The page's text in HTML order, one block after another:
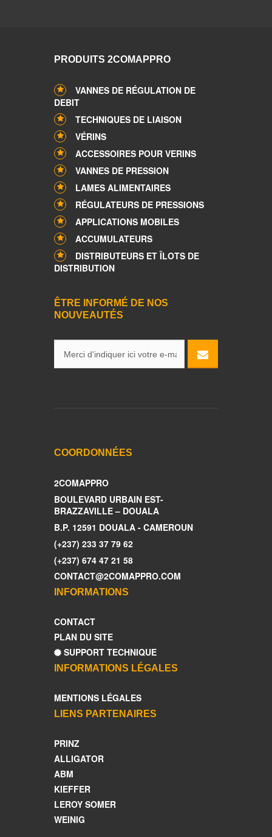
PRODUITS 2COMAPPRO
VANNES DE RÉGULATION DE
DEBIT
TECHNIQUES DE LIAISON
VÉRINS
ACCESSOIRES POUR VERINS
VANNES DE PRESSION
LAMES ALIMENTAIRES
RÉGULATEURS DE PRESSIONS
APPLICATIONS MOBILES
ACCUMULATEURS
DISTRIBUTEURS ET ÎLOTS DE
DISTRIBUTION
ÊTRE INFORMÉ DE NOS
NOUVEAUTÉS
COORDONNÉES
2COMAPPRO
BOULEVARD URBAIN EST-
BRAZZAVILLE – DOUALA
B.P. 12591 DOUALA - CAMEROUN
(+237) 233 37 79 62
(+237) 674 47 21 58
CONTACT@2COMAPPRO.COM
INFORMATIONS
CONTACT
PLAN DU SITE
SUPPORT TECHNIQUE
INFORMATIONS LÉGALES
MENTIONS LÉGALES
LIENS PARTENAIRES
PRINZ
ALLIGATOR
ABM
KIEFFER
LEROY SOMER
WEINIG